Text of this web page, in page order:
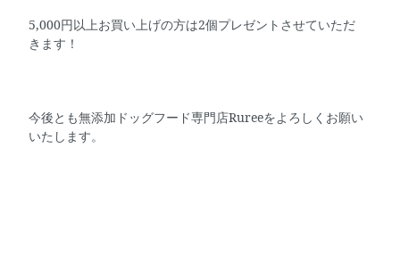
5,000円以上お買い上げの方は2個プレゼントさせていただ
きます！
今後とも無添加ドッグフード専門店Rureeをよろしくお願い
いたします。